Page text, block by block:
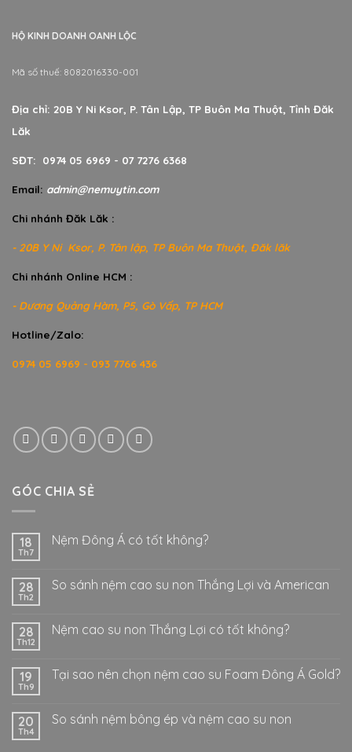
HỘ KINH DOANH OANH LỘC
Mã số thuế: 8082016330-001
Địa chỉ: 20B Y Ni Ksor, P. Tân Lập, TP Buôn Ma Thuột, Tỉnh Đăk
Lăk
SĐT: 0974 05 6969 - 07 7276 6368
Email: admin@nemuytin.com
Chi nhánh Đăk Lăk :
- 20B Y Ni Ksor, P. Tân lập, TP Buôn Ma Thuột, Đăk lăk
Chi nhánh Online HCM :
- Dương Quảng Hàm, P5, Gò Vấp, TP HCM
Hotline/Zalo:
0974 05 6969 - 093 7766 436
GÓC CHIA SẺ
18
Th7
Nệm Đông Á có tốt không?
28
Th2
So sánh nệm cao su non Thắng Lợi và American
28
Th12
Nệm cao su non Thắng Lợi có tốt không?
19
Th9
Tại sao nên chọn nệm cao su Foam Đông Á Gold?
20
Th4
So sánh nệm bông ép và nệm cao su non